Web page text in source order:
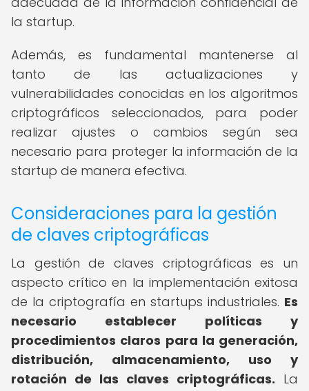
la startup.
Además, es fundamental mantenerse al
tanto de las actualizaciones y
vulnerabilidades conocidas en los algoritmos
criptográficos seleccionados, para poder
realizar ajustes o cambios según sea
necesario para proteger la información de la
startup de manera efectiva.
Consideraciones para la gestión
de claves criptográficas
La gestión de claves criptográficas es un
aspecto crítico en la implementación exitosa
de la criptografía en startups industriales. Es
necesario establecer políticas y
procedimientos claros para la generación,
distribución, almacenamiento, uso y
rotación de las claves criptográficas. La